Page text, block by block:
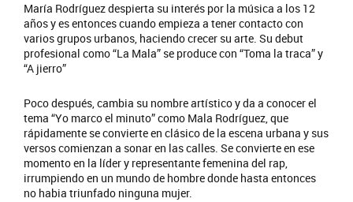
María Rodríguez despierta su interés por la música a los 12
años y es entonces cuando empieza a tener contacto con
varios grupos urbanos, haciendo crecer su arte. Su debut
profesional como “La Mala” se produce con “Toma la traca” y
“A jierro”
Poco después, cambia su nombre artístico y da a conocer el
tema “Yo marco el minuto” como Mala Rodríguez, que
rápidamente se convierte en clásico de la escena urbana y sus
versos comienzan a sonar en las calles. Se convierte en ese
momento en la líder y representante femenina del rap,
irrumpiendo en un mundo de hombre donde hasta entonces
no habia triunfado ninguna mujer.